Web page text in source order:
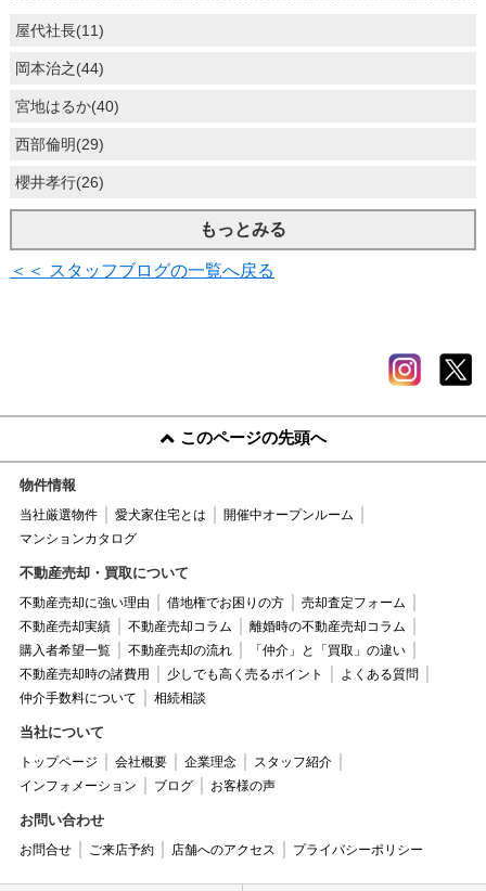
屋代社長(11)
岡本治之(44)
宮地はるか(40)
西部倫明(29)
櫻井孝行(26)
もっとみる
＜＜ スタッフブログの一覧へ戻る
このページの先頭へ
物件情報
当社厳選物件 愛犬家住宅とは
開催中オープンルーム
マンションカタログ
不動産売却・買取について
不動産売却に強い理由 借地権でお困りの方
売却査定フォーム
不動産売却実績
不動産売却コラム
離婚時の不動産売却コラム
購入者希望一覧
不動産売却の流れ
「仲介」と「買取」の違い
不動産売却時の諸費用
少しでも高く売るポイント
よくある質問
仲介手数料について
相続相談
当社について
トップページ 会社概要 企業理念
スタッフ紹介
インフォメーション
ブログ お客様の声
お問い合わせ
お問合せ ご来店予約 店舗へのアクセス プライバシーポリシー